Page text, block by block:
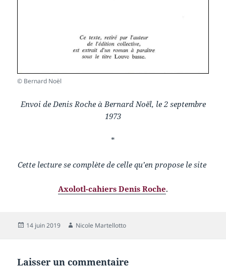
© Bernard Noël
Envoi de Denis Roche à Bernard Noël, le 2 septembre
1973
*
Cette lecture se complète de celle qu’en propose le site
Axolotl-cahiers Denis Roche.
Publié
14 juin 2019 Auteur
Nicole Martellotto
Laisser un commentaire